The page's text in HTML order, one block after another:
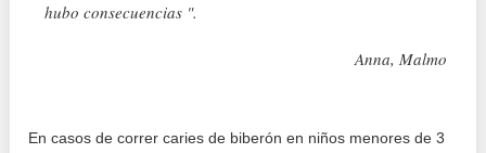
hubo consecuencias ".
Anna, Malmo
En casos de correr caries de biberón en niños menores de 3